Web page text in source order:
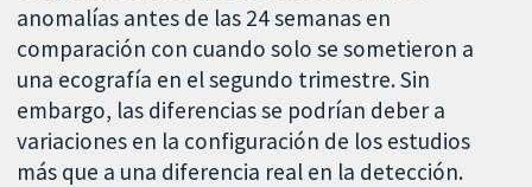
anomalías antes de las 24 semanas en
comparación con cuando solo se sometieron a
una ecografía en el segundo trimestre. Sin
embargo, las diferencias se podrían deber a
variaciones en la configuración de los estudios
más que a una diferencia real en la detección.